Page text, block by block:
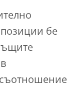
позиции бе
съотношение